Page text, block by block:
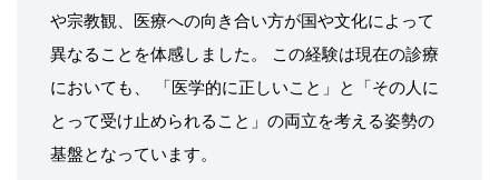
や宗教観、医療への向き合い方が国や文化によって
異なることを体感しました。 この経験は現在の診療
においても、 「医学的に正しいこと」と「その人に
とって受け止められること」の両立を考える姿勢の
基盤となっています。